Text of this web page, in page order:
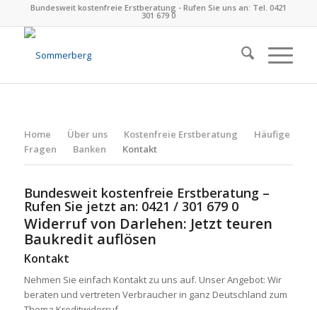
Bundesweit kostenfreie Erstberatung - Rufen Sie uns an: Tel. 0421
301 679 0
Home Über uns Kostenfreie Erstberatung
Häufige
Fragen
Banken Kontakt
Bundesweit kostenfreie Erstberatung –
Rufen Sie jetzt an: 0421 / 301 679 0
Widerruf von Darlehen: Jetzt teuren
Baukredit auflösen
Kontakt
Nehmen Sie einfach Kontakt zu uns auf. Unser Angebot: Wir
beraten und vertreten Verbraucher in ganz Deutschland zum